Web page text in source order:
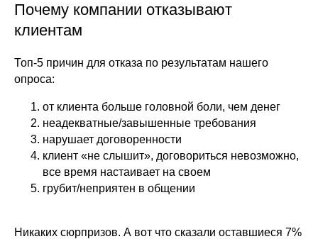
Почему компании отказывают
клиентам
Топ-5 причин для отказа по результатам нашего
опроса:
от клиента больше головной боли, чем денег
неадекватные/завышенные требования
нарушает договоренности
клиент «не слышит», договориться невозможно,
все время настаивает на своем
грубит/неприятен в общении
Никаких сюрпризов. А вот что сказали оставшиеся 7%